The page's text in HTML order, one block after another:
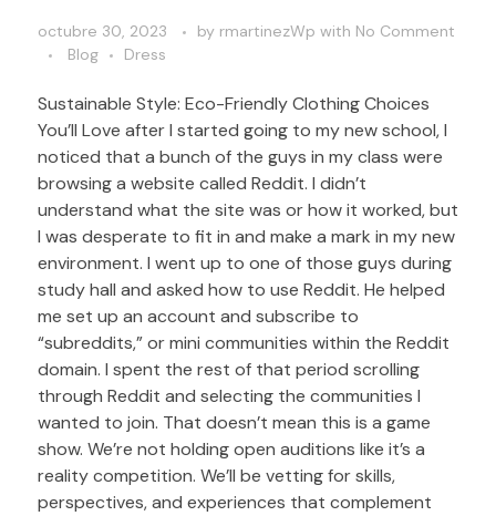
octubre 30, 2023 by rmartinezWp with No Comment
Blog
Dress
Sustainable Style: Eco-Friendly Clothing Choices
You’ll Love after I started going to my new school, I
noticed that a bunch of the guys in my class were
browsing a website called Reddit. I didn’t
understand what the site was or how it worked, but
I was desperate to fit in and make a mark in my new
environment. I went up to one of those guys during
study hall and asked how to use Reddit. He helped
me set up an account and subscribe to
“subreddits,” or mini communities within the Reddit
domain. I spent the rest of that period scrolling
through Reddit and selecting the communities I
wanted to join. That doesn’t mean this is a game
show. We’re not holding open auditions like it’s a
reality competition. We’ll be vetting for skills,
perspectives, and experiences that complement